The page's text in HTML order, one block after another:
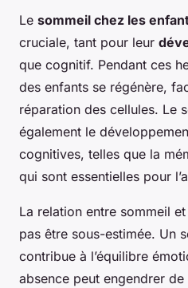
Le sommeil chez les
cruciale, tant pour leur
que cognitif. Pendant ces
des enfants se régénère,
réparation des cellules. Le
également le
cognitives, telles que la
qui sont essentielles pour
La relation entre sommeil et
pas être sous-estimée. Un
contribue à l’équilibre
absence peut engendrer